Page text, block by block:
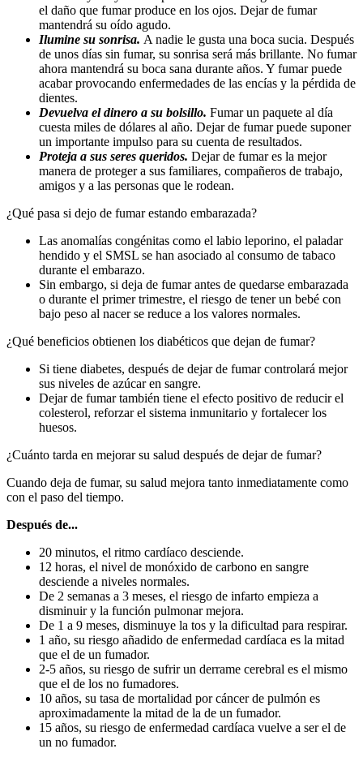
el daño que fumar produce en los ojos. Dejar de fumar
mantendrá su oído agudo.
Ilumine su sonrisa. A nadie le gusta una boca sucia. Después
de unos días sin fumar, su sonrisa será más brillante. No fumar
ahora mantendrá su boca sana durante años. Y fumar puede
acabar provocando enfermedades de las encías y la pérdida de
dientes.
Devuelva el dinero a su bolsillo. Fumar un paquete al día
cuesta miles de dólares al año. Dejar de fumar puede suponer
un importante impulso para su cuenta de resultados.
Proteja a sus seres queridos. Dejar de fumar es la mejor
manera de proteger a sus familiares, compañeros de trabajo,
amigos y a las personas que le rodean.
¿Qué pasa si dejo de fumar estando embarazada?
Las anomalías congénitas como el labio leporino, el paladar
hendido y el SMSL se han asociado al consumo de tabaco
durante el embarazo.
Sin embargo, si deja de fumar antes de quedarse embarazada
o durante el primer trimestre, el riesgo de tener un bebé con
bajo peso al nacer se reduce a los valores normales.
¿Qué beneficios obtienen los diabéticos que dejan de fumar?
Si tiene diabetes, después de dejar de fumar controlará mejor
sus niveles de azúcar en sangre.
Dejar de fumar también tiene el efecto positivo de reducir el
colesterol, reforzar el sistema inmunitario y fortalecer los
huesos.
¿Cuánto tarda en mejorar su salud después de dejar de fumar?
Cuando deja de fumar, su salud mejora tanto inmediatamente como
con el paso del tiempo.
Después de...
20 minutos, el ritmo cardíaco desciende.
12 horas, el nivel de monóxido de carbono en sangre
desciende a niveles normales.
De 2 semanas a 3 meses, el riesgo de infarto empieza a
disminuir y la función pulmonar mejora.
De 1 a 9 meses, disminuye la tos y la dificultad para respirar.
1 año, su riesgo añadido de enfermedad cardíaca es la mitad
que el de un fumador.
2-5 años, su riesgo de sufrir un derrame cerebral es el mismo
que el de los no fumadores.
10 años, su tasa de mortalidad por cáncer de pulmón es
aproximadamente la mitad de la de un fumador.
15 años, su riesgo de enfermedad cardíaca vuelve a ser el de
un no fumador.